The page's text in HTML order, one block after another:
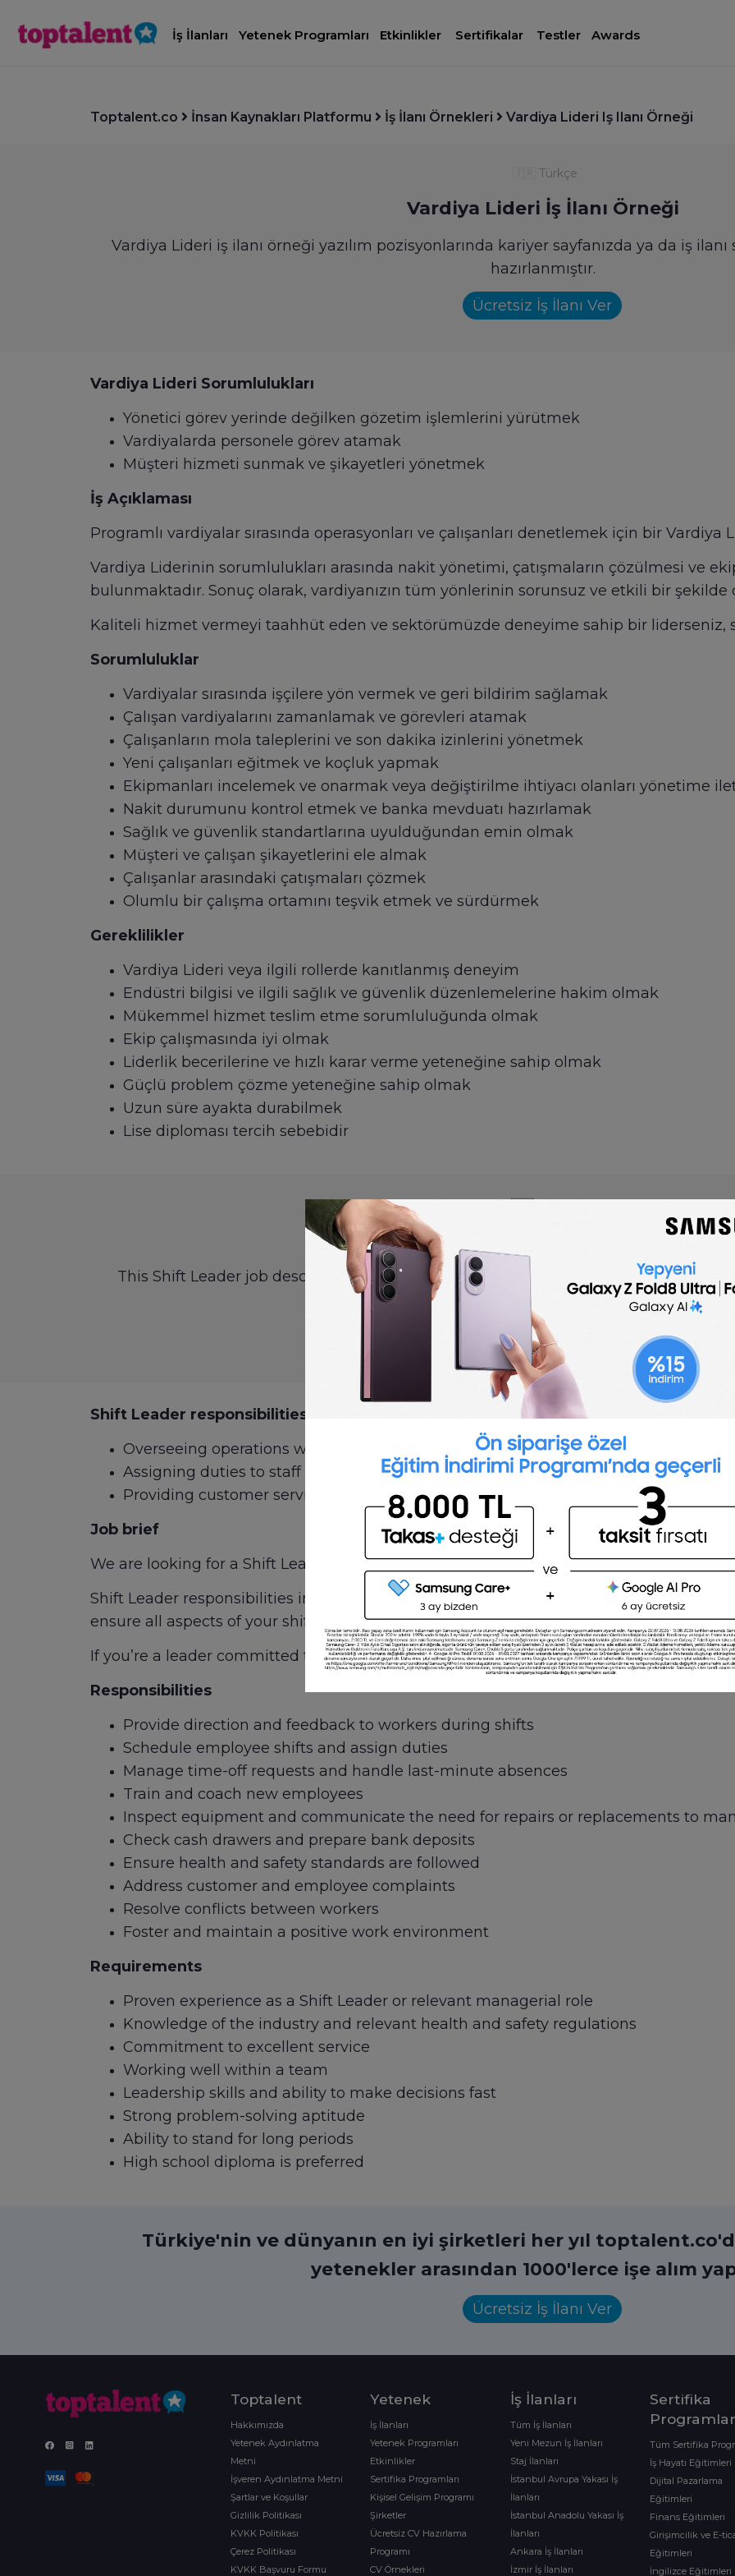
İş İlanları Yetenek Programları Etkinlikler Sertifikalar Testler Awards
Toptalent.co İnsan Kaynakları Platformu İş İlanı Örnekleri Vardiya Lideri Iş Ilanı Örneği
Türkçe
Vardiya Lideri İş İlanı Örneği
Vardiya Lideri iş ilanı örneği yazılım pozisyonlarında kariyer sayfanızda ya da iş
hazırlanmıştır.
Ücretsiz İş İlanı Ver
Vardiya Lideri Sorumlulukları
Yönetici görev yerinde değilken gözetim işlemlerini yürütmek
Vardiyalarda personele görev atamak
Müşteri hizmeti sunmak ve şikayetleri yönetmek
İş Açıklaması
Programlı vardiyalar sırasında operasyonları ve çalışanları denetlemek için bir Vardiya
Vardiya Liderinin sorumlulukları arasında nakit yönetimi, çatışmaların çözülmesi ve
bulunmaktadır. Sonuç olarak, vardiyanızın tüm yönlerinin sorunsuz ve etkili bir şekilde
Kaliteli hizmet vermeyi taahhüt eden ve sektörümüzde deneyime sahip bir liderseniz,
Sorumluluklar
Vardiyalar sırasında işçilere yön vermek ve geri bildirim sağlamak
Çalışan vardiyalarını zamanlamak ve görevleri atamak
Çalışanların mola taleplerini ve son dakika izinlerini yönetmek
Yeni çalışanları eğitmek ve koçluk yapmak
Ekipmanları incelemek ve onarmak veya değiştirilme ihtiyacı olanları yönetime
Nakit durumunu kontrol etmek ve banka mevduatı hazırlamak
Sağlık ve güvenlik standartlarına uyulduğundan emin olmak
Müşteri ve çalışan şikayetlerini ele almak
Çalışanlar arasındaki çatışmaları çözmek
Olumlu bir çalışma ortamını teşvik etmek ve sürdürmek
Gereklilikler
Vardiya Lideri veya ilgili rollerde kanıtlanmış deneyim
Endüstri bilgisi ve ilgili sağlık ve güvenlik düzenlemelerine hakim olmak
Mükemmel hizmet teslim etme sorumluluğunda olmak
Ekip çalışmasında iyi olmak
Liderlik becerilerine ve hızlı karar verme yeteneğine sahip olmak
Güçlü problem çözme yeteneğine sahip olmak
Uzun süre ayakta durabilmek
Lise diploması tercih sebebidir
🇬🇧English
Shift Leader job description
This Shift Leader job description template is optimized for posting to online job
customize for your company.
Post a job for free
Shift Leader responsibilities include:
Overseeing operations when the manager is absent
Assigning duties to staff during shifts
Providing customer service and managing complaints
Job brief
We are looking for a Shift Leader to oversee operations and workers during scheduled
Shift Leader responsibilities include managing cash, resolving conflicts and checking
ensure all aspects of your shift run smoothly and effectively.
If you’re a leader committed to quality service and have experience in our industry,
Responsibilities
Provide direction and feedback to workers during shifts
Schedule employee shifts and assign duties
Manage time-off requests and handle last-minute absences
Train and coach new employees
Inspect equipment and communicate the need for repairs or replacements to
Check cash drawers and prepare bank deposits
Ensure health and safety standards are followed
Address customer and employee complaints
Resolve conflicts between workers
Foster and maintain a positive work environment
Requirements
Proven experience as a Shift Leader or relevant managerial role
Knowledge of the industry and relevant health and safety regulations
Commitment to excellent service
Working well within a team
Leadership skills and ability to make decisions fast
Strong problem-solving aptitude
Ability to stand for long periods
High school diploma is preferred
Türkiye'nin ve dünyanın en iyi şirketleri her yıl
yetenekler arasından 1000'lerce işe alım
Ücretsiz İş İlanı Ver
Toptalent
Hakkımızda
Yetenek Aydınlatma
Metni
İşveren Aydınlatma Metni
Şartlar ve Koşullar
Gizlilik Politikası
KVKK Politikası
Çerez Politikası
KVKK Başvuru Formu
Yetenek
İş İlanları
Yetenek Programları
Etkinlikler
Sertifika Programları
Kişisel Gelişim Programı
Şirketler
Ücretsiz CV Hazırlama
Programı
CV Örnekleri
İş İlanları
Tüm İş İlanları
Yeni Mezun İş İlanları
Staj İlanları
İstanbul Avrupa Yakası İş
İlanları
İstanbul Anadolu Yakası İş
İlanları
Ankara İş İlanları
İzmir İş İlanları
Sertifika
Tüm Sertifika
İş Hayatı Eğitimleri
Dijital Pazarlama
Eğitimleri
Finans Eğitimleri
Girişimcilik ve E-
Eğitimleri
İngilizce Eğitimleri